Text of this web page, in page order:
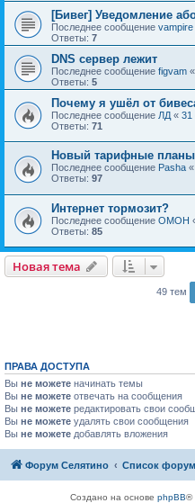
[Бивег] Уведомление
Последнее сообщение
Ответы: 7
DNS сервер лежит
Последнее сообщение figvam «
Ответы: 5
Почему я ушёл от
Последнее сообщение ЛД « 31
Ответы: 71
Новый тарифные планы
Последнее сообщение Pasha «
Ответы: 97
Интернет тормозит?
Последнее сообщение OMOH
Ответы: 85
Новая тема
49 тем
ПРАВА ДОСТУПА
Вы не можете начинать темы
Вы не можете отвечать на сообщения
Вы не можете редактировать свои
Вы не можете удалять свои сообщения
Вы не можете добавлять вложения
Форум Селятино Список
Создано на основе phpBB®